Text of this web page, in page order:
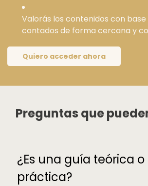
Valorás los contenidos con
contados de forma cercana y
Quiero acceder ahora
Preguntas que
¿Es una guía teórica o
práctica?